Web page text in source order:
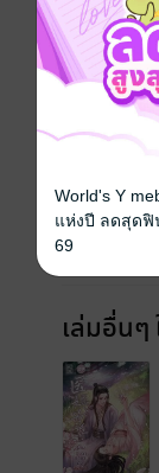
หนังสือแปล
ซีรีส์
ความยาว
เล่มอื่นๆ
World's Y
แห่งปี ลดสุดฟิ
69